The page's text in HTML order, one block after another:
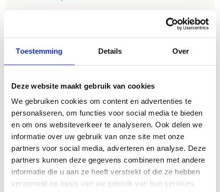
Toestemming Details Over
Deze website maakt gebruik van cookies
We gebruiken cookies om content en advertenties te
personaliseren, om functies voor social media te bieden
en om ons websiteverkeer te analyseren. Ook delen we
informatie over uw gebruik van onze site met onze
partners voor social media, adverteren en analyse. Deze
partners kunnen deze gegevens combineren met andere
informatie die u aan ze heeft verstrekt of die ze hebben
verzameld op basis van uw gebruik van hun services.
ALGEMENE BEOORDELING *
slecht goed
FYSIEKE INSPANNING
licht zwaar
TECHNISCHE MOEILIJKHEIDSGRAAD